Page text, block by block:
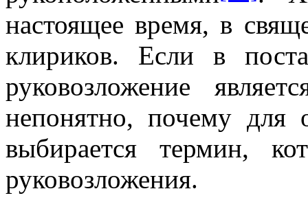
настоящее время, в
клириков. Если в
руковозложение
непонятно, почему для
выбирается термин,
руковозложения.